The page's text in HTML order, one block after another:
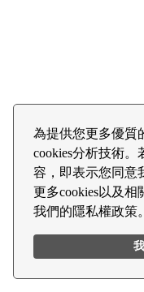
為提供您更多優質
cookies分析技術
容，即表示您同意
更多cookies以及
我們的隱私權政策